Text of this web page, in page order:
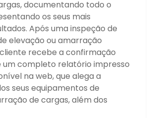
documentando todo o
os seus mais
Após uma inspeção de
elevação ou amarração
recebe a confirmação
um completo relatório impresso
na web, que alega a
seus equipamentos de
de cargas, além dos